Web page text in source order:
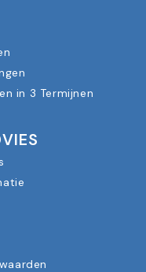
in 3 Termijnen